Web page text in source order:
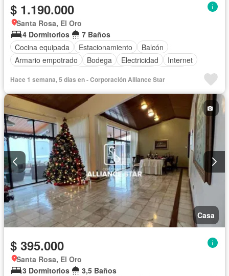
$ 1.190.000
Santa Rosa, El Oro
4 Dormitorios
7 Baños
Cocina equipada
Estacionamiento
Balcón
Armario empotrado
Bodega Electricidad
Internet
Piscina
Aire acondicionado Alarma
Calefacción
Cocina integral
Cuarto de servicio
Terraza
Área para niños
Conserje
Acceso para personas con discapacidad
Parrilla
Garita de guardianía
Seguridad
Wifi
Parcialmente amoblado
Hace 1 semana, 5 días en - Corporación Alliance Star
Casa
$ 395.000
Santa Rosa, El Oro
3 Dormitorios
3,5 Baños